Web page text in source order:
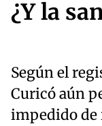
¿Y la
Según el
Curicó aún
impedido de